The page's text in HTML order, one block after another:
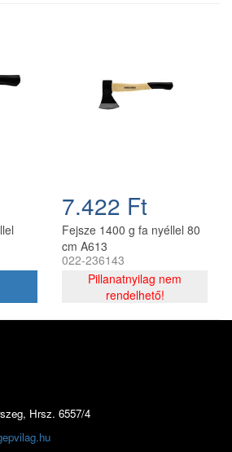
7.422 Ft
Fejsze 1400 g fa nyéllel 80
cm A613
022-236143
Pillanatnyilag nem
rendelhető!
Hrsz. 6557/4